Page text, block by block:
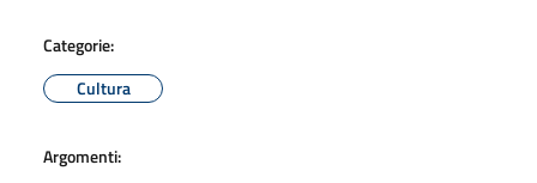
Categorie:
Cultura
Argomenti: